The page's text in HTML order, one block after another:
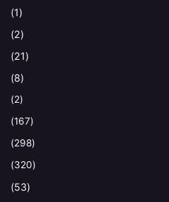
(1)
(2)
(21)
(8)
(2)
(167)
(298)
(320)
(53)